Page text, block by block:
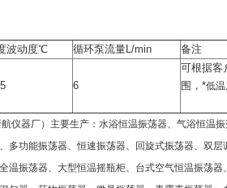
波动度℃ 循环泵流量L/min 备注
6
可根据客
围，*低
仪器厂）主要生产：水浴恒温振荡器、气浴恒温
多功能振荡器、恒速振荡器、回旋式振荡器、双
温振荡器、大型恒温摇瓶柜、台式空气恒温振荡